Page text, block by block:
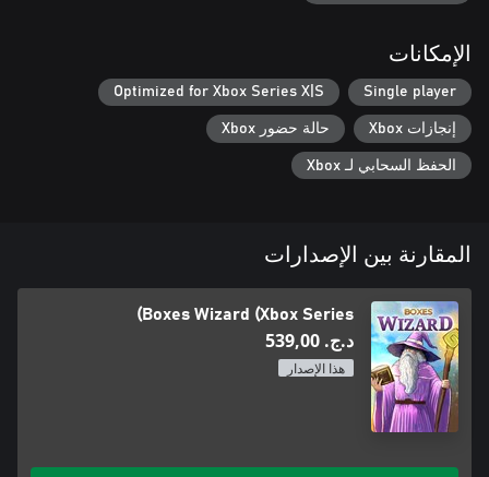
الإمكانات
Single player
Optimized for Xbox Series X|S
إنجازات Xbox حالة حضور Xbox
الحفظ السحابي لـ Xbox
المقارنة بين الإصدارات
Boxes Wizard (Xbox Series)
د.ج.‏ 539,00
هذا الإصدار